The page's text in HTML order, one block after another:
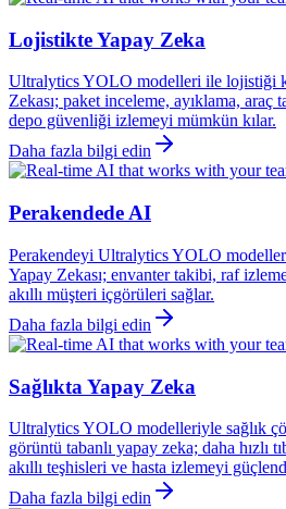
Lojistikte Yapay Zeka
Ultralytics YOLO modelleri ile lojistiği
Zekası; paket inceleme, ayıklama, araç
depo güvenliği izlemeyi mümkün kılar.
Daha fazla bilgi edin
Perakendede AI
Perakendeyi Ultralytics YOLO
Yapay Zekası; envanter takibi, raf
akıllı müşteri içgörüleri sağlar.
Daha fazla bilgi edin
Sağlıkta Yapay Zeka
Ultralytics YOLO modelleriyle sağlık
görüntü tabanlı yapay zeka; daha hızlı
akıllı teşhisleri ve hasta izlemeyi
Daha fazla bilgi edin